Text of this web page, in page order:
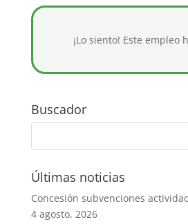
¡Lo siento! Este empleo
Buscador
Últimas noticias
Concesión subvenciones
4 agosto, 2026